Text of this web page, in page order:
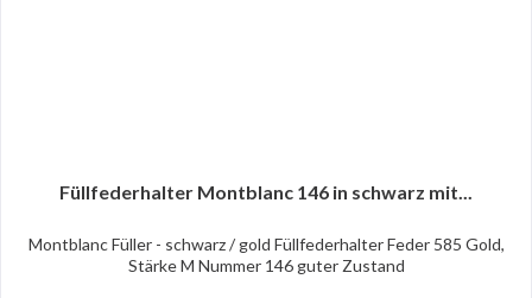
Füllfederhalter Montblanc 146 in schwarz mit...
Montblanc Füller - schwarz / gold Füllfederhalter Feder 585 Gold,
Stärke M Nummer 146 guter Zustand